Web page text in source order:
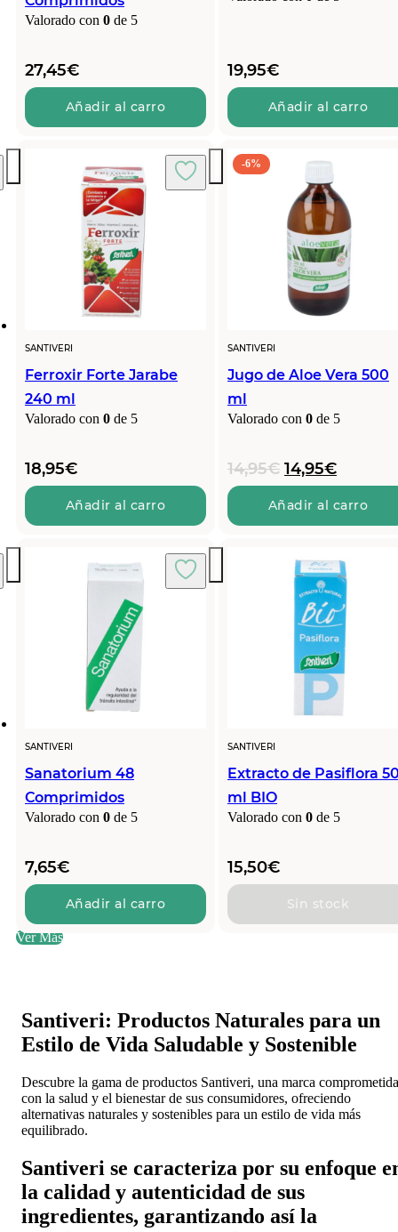
Valorado con 0 de 5
27,45€
Añadir al carro
19,95€
Añadir al carro
SANTIVERI
Ferroxir Forte Jarabe
240 ml
Valorado con 0 de 5
18,95€
Añadir al carro
-6%
SANTIVERI
Jugo de Aloe Vera 500
ml
Valorado con 0 de 5
14,95€ El
precio
original
era:
14,95€El
precio
actual
es:
Añadir al carro
SANTIVERI
Sanatorium 48
Comprimidos
Valorado con 0 de 5
7,65€
Añadir al carro
SANTIVERI
Extracto de Pasiflora
ml BIO
Valorado con 0 de 5
15,50€
Sin stock
Ver Más
Santiveri: Productos Naturales para un
Estilo de Vida Saludable y Sostenible
Descubre la gama de productos Santiveri, una marca comprometida
con la salud y el bienestar de sus consumidores, ofreciendo
alternativas naturales y sostenibles para un estilo de vida más
equilibrado.
Santiveri se caracteriza por su enfoque
la calidad y autenticidad de sus
ingredientes, garantizando así la